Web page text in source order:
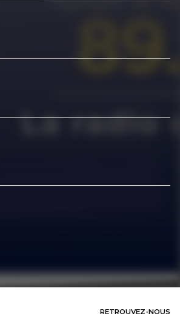
RETROUVEZ-NOUS